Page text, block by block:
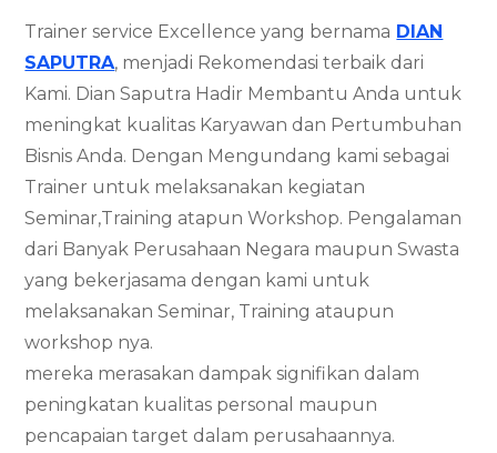
Trainer service Excellence yang bernama DIAN
SAPUTRA, menjadi Rekomendasi terbaik dari
Kami. Dian Saputra Hadir Membantu Anda untuk
meningkat kualitas Karyawan dan Pertumbuhan
Bisnis Anda. Dengan Mengundang kami sebagai
Trainer untuk melaksanakan kegiatan
Seminar,Training atapun Workshop. Pengalaman
dari Banyak Perusahaan Negara maupun Swasta
yang bekerjasama dengan kami untuk
melaksanakan Seminar, Training ataupun
workshop nya.
mereka merasakan dampak signifikan dalam
peningkatan kualitas personal maupun
pencapaian target dalam perusahaannya.